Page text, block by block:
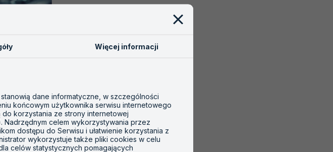
012
(QSC-
PCA
nr PT
udziału w
Więcej informacji
dane informatyczne, w szczególności
końcowym użytkownika serwisu internetowego
korzystania ze strony internetowej
Nadrzędnym celem wykorzystywania przez
dostępu do Serwisu i ułatwienie korzystania z
wykorzystuje także pliki cookies w celu
celów statystycznych pomagających